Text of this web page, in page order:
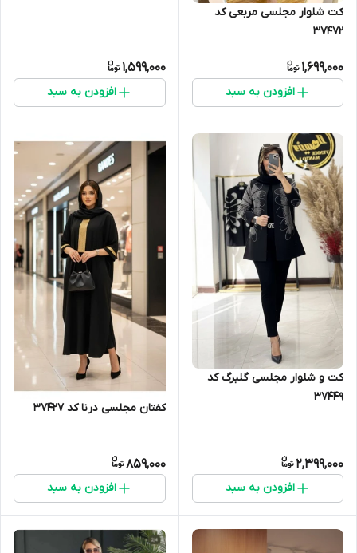
کت شلوار مجلسی مربعی کد
37472
1,699,000
افزودن به سبد
1,599,000
افزودن به سبد
کت و شلوار مجلسی گلبرگ کد
37449
2,399,000
افزودن به سبد
کفتان مجلسی درنا کد 37427
859,000
افزودن به سبد